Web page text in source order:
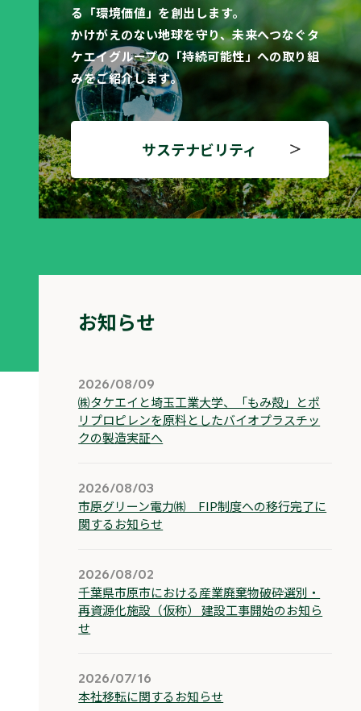
る「環境価値」を創出します。
かけがえのない地球を守り、未来へつなぐタ
ケエイグループの「持続可能性」への取り組
みをご紹介します。
サステナビリティ
お知らせ
2026/08/09
㈱タケエイと埼玉工業大学、「もみ殻」とポ
リプロピレンを原料としたバイオプラスチッ
クの製造実証へ
2026/08/03
市原グリーン電力㈱ FIP制度への移行完了に
関するお知らせ
2026/08/02
千葉県市原市における産業廃棄物破砕選別・
再資源化施設（仮称） 建設工事開始のお知ら
せ
2026/07/16
本社移転に関するお知らせ